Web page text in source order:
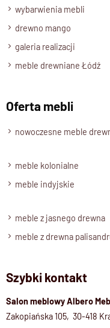
trwałe i odporne na
wybarwienia mebli
drewno mango
galeria realizacji
meble drewniane Łódź
Oferta mebli
nowoczesne meble
meble kolonialne
meble indyjskie
meble z jasnego drewna
meble z drewna
Szybki kontakt
Salon meblowy Albero
Zakopiańska 105, 30-418